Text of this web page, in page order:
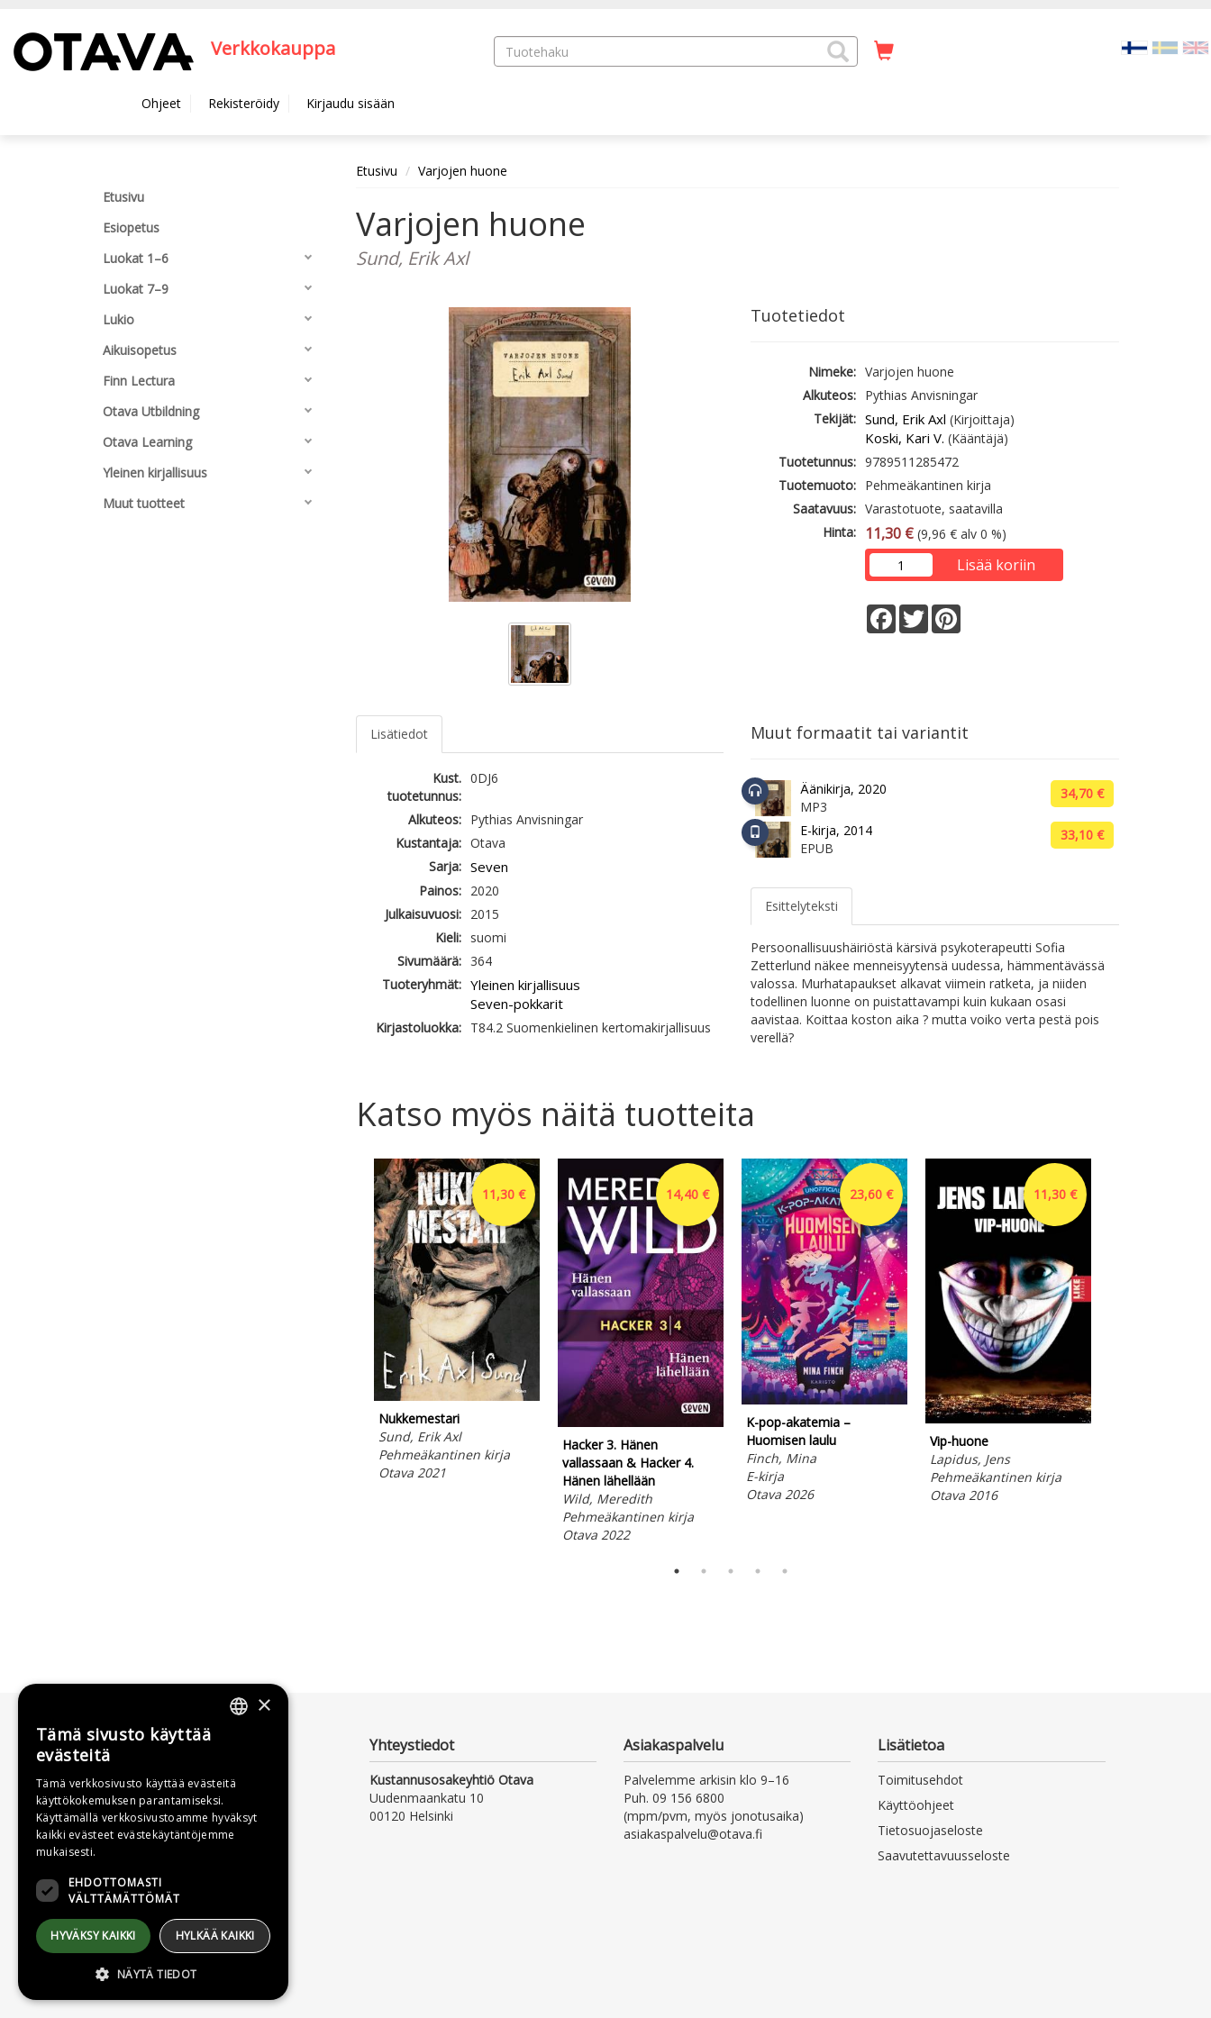
Verkkokauppa
Ohjeet Rekisteröidy Kirjaudu sisään
Etusivu
Esiopetus
Luokat 1–6
Luokat 7–9
Lukio
Aikuisopetus
Finn Lectura
Otava Utbildning
Otava Learning
Yleinen kirjallisuus
Muut tuotteet
Etusivu Varjojen huone
Varjojen huone
Sund, Erik Axl
Tuotetiedot
Nimeke: Varjojen huone
Alkuteos: Pythias Anvisningar
Tekijät: Sund, Erik Axl (Kirjoittaja)
Koski, Kari V. (Kääntäjä)
Tuotetunnus: 9789511285472
Tuotemuoto: Pehmeäkantinen kirja
Saatavuus: Varastotuote, saatavilla
Hinta:
11,30 € (9,96 € alv 0 %)
Lisää koriin
Facebook
Twitter
Lisätiedot
Kust.
tuotetunnus:
0DJ6
Alkuteos:
Pythias Anvisningar
Kustantaja: Otava
Sarja: Seven
Painos:
2020
Julkaisuvuosi:
2015
Kieli:
suomi
Sivumäärä:
364
Tuoteryhmät: Yleinen kirjallisuus
Seven-pokkarit
Kirjastoluokka: T84.2 Suomenkielinen kertomakirjallisuus
Muut formaatit tai variantit
Äänikirja, 2020
MP3
34,70 €
E-kirja, 2014
EPUB
33,10 €
Esittelyteksti
Persoonallisuushäiriöstä kärsivä psykoterapeutti Sofia
Zetterlund näkee menneisyytensä uudessa, hämmentävässä
valossa. Murhatapaukset alkavat viimein ratketa, ja niiden
todellinen luonne on puistattavampi kuin kukaan osasi
aavistaa. Koittaa koston aika ? mutta voiko verta pestä pois
verellä?
Katso myös näitä tuotteita
11,30 €
Nukkemestari
Sund, Erik Axl
Pehmeäkantinen kirja
Otava 2021
14,40 €
Hacker 3. Hänen
vallassaan & Hacker 4.
Hänen lähellään
Wild, Meredith
Pehmeäkantinen kirja
Otava 2022
23,60 €
K-pop-akatemia –
Huomisen laulu
Finch, Mina
E-kirja
Otava 2026
11,30 €
Vip-huone
Lapidus, Jens
Pehmeäkantinen kirja
Otava 2016
Yhteystiedot
Kustannusosakeyhtiö Otava
Uudenmaankatu 10
00120 Helsinki
Asiakaspalvelu
Palvelemme arkisin klo 9–16
Puh. 09 156 6800
(mpm/pvm, myös jonotusaika)
asiakaspalvelu@otava.fi
Lisätietoa
Toimitusehdot
Käyttöohjeet
Tietosuojaseloste
Saavutettavuusseloste
×
Tämä sivusto käyttää
evästeitä
Tämä verkkosivusto käyttää evästeitä
käyttökokemuksen parantamiseksi.
Käyttämällä verkkosivustoamme hyväksyt
kaikki evästeet evästekäytäntöjemme
mukaisesti.
EHDOTTOMASTI
VÄLTTÄMÄTTÖMÄT
HYVÄKSY KAIKKI HYLKÄÄ KAIKKI
NÄYTÄ TIEDOT